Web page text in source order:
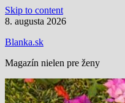
Skip to content
8. augusta 2026
Blanka.sk
Magazín nielen pre ženy